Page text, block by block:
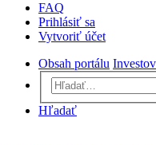
FAQ
Prihlásiť sa
Vytvoriť účet
Obsah portálu
Hľadať